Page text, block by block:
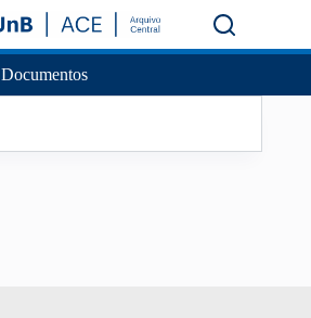
Documentos